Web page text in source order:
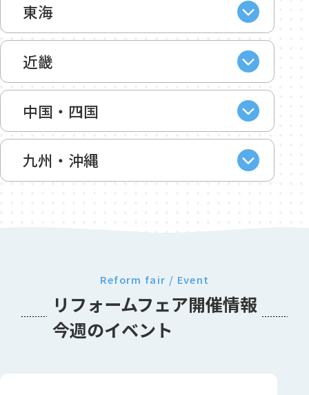
東海
近畿
中国・四国
九州・沖縄
Reform fair / Event
リフォームフェア開催情報
今週のイベント